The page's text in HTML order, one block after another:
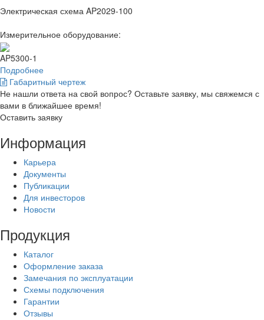
Электрическая схема AP2029-100
Измерительное оборудование:
AP5300-1
Подробнее
Габаритный чертеж
Не нашли ответа на свой вопрос? Оставьте заявку, мы свяжемся с
вами в ближайшее время!
Оставить заявку
Информация
Карьера
Документы
Публикации
Для инвесторов
Новости
Продукция
Каталог
Оформление заказа
Замечания по эксплуатации
Схемы подключения
Гарантии
Отзывы